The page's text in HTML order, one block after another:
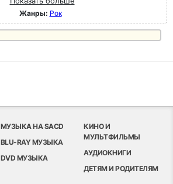
Жанры: Рок
МУЗЫКА НА SACD
BLU-RAY МУЗЫКА
DVD МУЗЫКА
КИНО И
МУЛЬТФИЛЬМЫ
АУДИОКНИГИ
ДЕТЯМ И РОДИТЕЛЯМ